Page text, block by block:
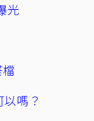
光
嗎？